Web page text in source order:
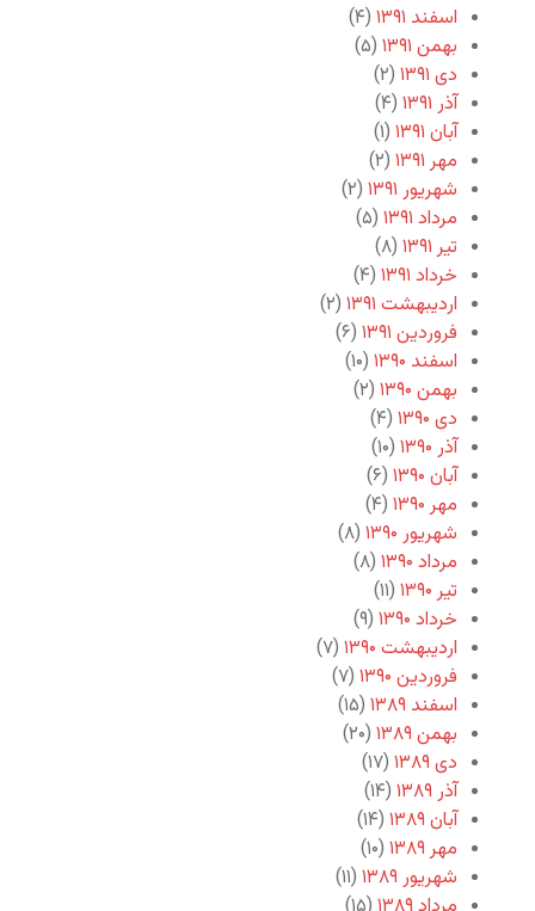
اسفند ۱۳۹۱
(۴)
بهمن ۱۳۹۱
(۵)
دی ۱۳۹۱
(۲)
آذر ۱۳۹۱
(۴)
آبان ۱۳۹۱
(۱)
مهر ۱۳۹۱
(۲)
شهریور ۱۳۹۱
(۲)
مرداد ۱۳۹۱
(۵)
تیر ۱۳۹۱
(۸)
خرداد ۱۳۹۱
(۴)
اردیبهشت ۱۳۹۱
(۲)
فروردین ۱۳۹۱
(۶)
اسفند ۱۳۹۰
(۱۰)
بهمن ۱۳۹۰
(۲)
دی ۱۳۹۰
(۴)
آذر ۱۳۹۰
(۱۰)
آبان ۱۳۹۰
(۶)
مهر ۱۳۹۰
(۴)
شهریور ۱۳۹۰
(۸)
مرداد ۱۳۹۰
(۸)
تیر ۱۳۹۰
(۱۱)
خرداد ۱۳۹۰
(۹)
اردیبهشت ۱۳۹۰
(۷)
فروردین ۱۳۹۰
(۷)
اسفند ۱۳۸۹
(۱۵)
بهمن ۱۳۸۹
(۲۰)
دی ۱۳۸۹
(۱۷)
آذر ۱۳۸۹
(۱۴)
آبان ۱۳۸۹
(۱۴)
مهر ۱۳۸۹
(۱۰)
شهریور ۱۳۸۹
(۱۱)